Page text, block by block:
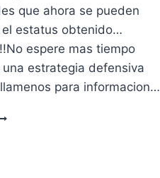
que ahora se pueden
el estatus obtenido…
espere mas tiempo
estrategia defensiva
para informacion…